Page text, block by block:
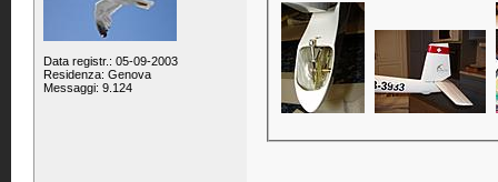
Data registr.: 05-09-2003
Residenza: Genova
Messaggi: 9.124